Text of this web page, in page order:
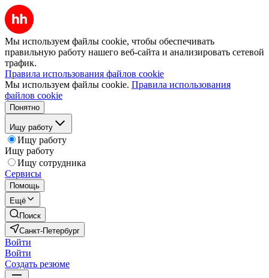
Мы используем файлы cookie, чтобы обеспечивать
правильную работу нашего веб-сайта и анализировать сетевой
трафик.
Правила использования файлов cookie
Мы используем файлы cookie. Правила использования
файлов cookie
Понятно
Ищу работу
Ищу работу
Ищу работу
Ищу сотрудника
Сервисы
Помощь
Ещё
Поиск
Санкт-Петербург
Войти
Войти
Создать резюме